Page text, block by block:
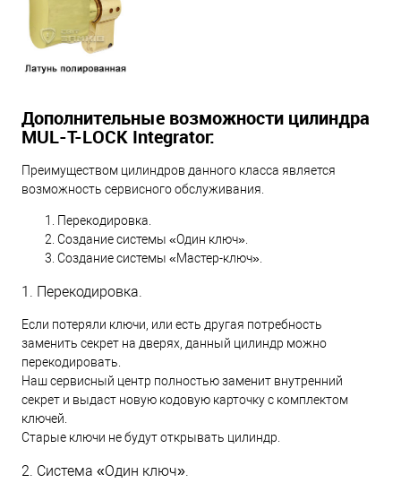
Дополнительные возможности цилиндра
MUL-T-LOCK Integrator:
Преимуществом цилиндров данного класса является
возможность сервисного обслуживания.
Перекодировка.
Создание системы «Один ключ».
Создание системы «Мастер-ключ».
1. Перекодировка.
Если потеряли ключи, или есть другая потребность
заменить секрет на дверях, данный цилиндр можно
перекодировать.
Наш сервисный центр полностью заменит внутренний
секрет и выдаст новую кодовую карточку с комплектом
ключей.
Старые ключи не будут открывать цилиндр.
2. Система «Один ключ».